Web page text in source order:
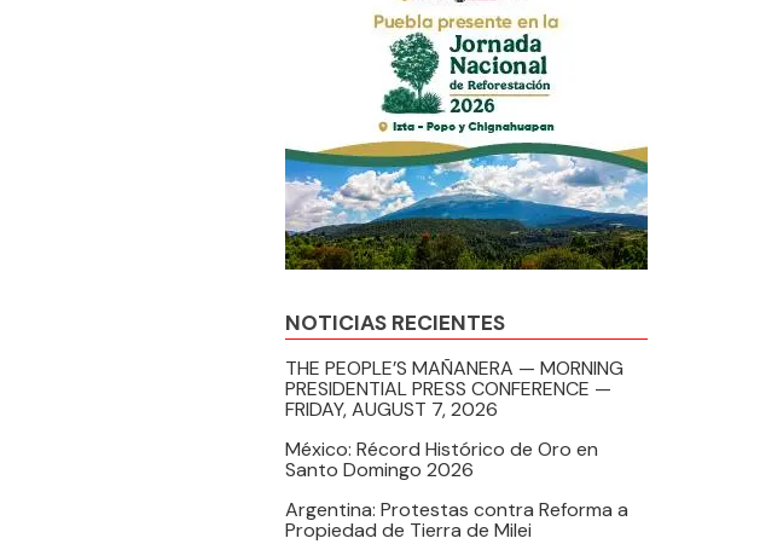
NOTICIAS RECIENTES
THE PEOPLE’S MAÑANERA — MORNING
PRESIDENTIAL PRESS CONFERENCE —
FRIDAY, AUGUST 7, 2026
México: Récord Histórico de Oro en
Santo Domingo 2026
Argentina: Protestas contra Reforma a
Propiedad de Tierra de Milei